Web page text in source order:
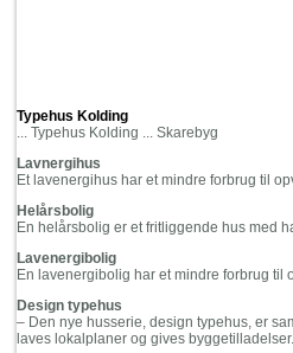
Typehus Kolding
... Typehus Kolding ... Skarebyg
Lavnergihus
Et lavenergihus har et mindre forbrug til
Helårsbolig
En helårsbolig er et fritliggende hus med
Lavenergibolig
En lavenergibolig har et mindre forbrug
Design typehus
– Den nye husserie, design typehus, er
laves lokalplaner og gives byggetilladelser.